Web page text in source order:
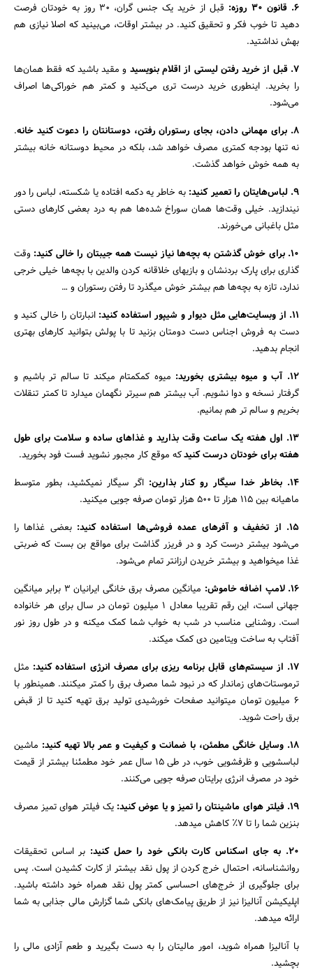
جستجو
6. قانون 30 روزه:
قبل از خرید یک جنس گران، 30 روز به خودتان فرصت
دهید تا خوب فکر و تحقیق کنید. در بیشتر اوقات، می‌بینید که اصلا نیازى هم
بهش نداشتید.
7. قبل از خرید رفتن لیستى از اقلام بنویسید
و مقید باشید که فقط همان‌ها
را بخرید. اینطورى خرید درست ترى می‌کنید و کمتر هم خوراکى‌ها اصراف
می‌شود.
8. براى مهمانى دادن، بجاى رستوران رفتن، دوستانتان را دعوت کنید خانه
.
نه تنها بودجه کمترى مصرف خواهد شد، بلکه در محیط دوستانه خانه بیشتر
به همه خوش خواهد گذشت.
9. لباس‌هایتان را تعمیر کنید:
به خاطر یه دکمه افتاده یا شکسته، لباس را دور
نیندازید. خیلى وقت‌ها همان سوراخ شده‌ها هم به درد بعضى کارهاى دستی
مثل باغبانى می‌خورند.
10. براى خوش گذشتن به بچه‌ها نیاز نیست همه جیبتان را خالى کنید:
وقت
گذارى براى پارک بردنشان و بازیهاى خلاقانه کردن والدین با بچه‌ها خیلى خرجى
ندارد، تازه به بچه‌ها هم بیشتر خوش میگذرد تا رفتن رستوران و …
۱۱. از وبسایت‌هایى مثل دیوار و شیپور استفاده کنید:
انبارتان را خالى کنید و
دست به فروش اجناس دست دومتان بزنید تا با پولش بتوانید کارهاى بهترى
انجام بدهید.
12. آب و میوه بیشتری بخورید:
میوه کمکمتام میکند تا سالم تر باشیم و
گرفتار نسخه و دوا نشویم. آب بیشتر هم سیرتر نگهمان میدارد تا کمتر تنقلات
بخریم و سالم تر هم بمانیم.
13. اول هفته یک ساعت وقت بذارید و غذاهاى ساده و سلامت براى طول
هفته براى خودتان درست کنیدکه موقع کار مجبور نشوید فست فود بخورید.
14. بخاطر خدا سیگار رو کنار بذارین:
اگر سیگار نمیکشید، بطور متوسط
ماهیانه بین 115 هزار تا 500 هزار تومان صرفه جویى میکنید.
15. از تخفیف و آفرهاى عمده فروشى‌ها استفاده کنید:
بعضى غذاها را
می‌شود بیشتر درست کرد و در فریزر گذاشت براى مواقع بن بست که ضربتى
غذا میخواهید و بیشتر خریدن ارزانتر تمام می‌شود.
۱۶. لامپ اضافه خاموش:
میانگین مصرف برق خانگى ایرانیان 3 برابر میانگین
جهانی است، این رقم تقریبا معادل 1 میلیون تومان در سال براى هر خانواده
است. روشنایى مناسب در شب به خواب شما کمک میکنه و در طول روز نور
آفتاب به ساخت ویتامین دی کمک میکند.
۱۷. از سیستم‌هاى قابل برنامه ریزى براى مصرف انرژى استفاده کنید:
مثل
ترموستات‌هاى زماندار که در نبود شما مصرف برق را کمتر میکنند. همینطور با
6 میلیون تومان میتوانید صفحات خورشیدى تولید برق تهیه کنید تا از قبض
برق راحت شوید.
۱۸. وسایل خانگى مطمئن، با ضمانت و کیفیت و عمر بالا تهیه کنید:
ماشین
لباسشویى و ظرفشویى خوب، در طى 15 سال عمر خود مطمئنا بیشتر از قیمت
خود در مصرف انرژى برایتان صرفه جویى می‌کنند.
۱۹. فیلتر هواى ماشینتان را تمیز و یا عوض کنید:
یک فیلتر هواى تمیز مصرف
بنزین شما را تا 7٪‏ کاهش میدهد.
20. به جاى اسکناس کارت بانکى خود را حمل کنید:
بر اساس تحقیقات
روانشناسانه، احتمال خرج کردن از پول نقد بیشتر از کارت کشیدن است. پس
براى جلوگیرى از خرج‌هاى احساسى کمتر پول نقد همراه خود داشته باشید.
اپلیکیشن آنالیزا نیز از طریق پیامک‌هاى بانکی شما گزارش مالى جذابی به شما
ارائه میدهد.
با آنالیزا همراه شوید، امور مالیتان را به دست بگیرید و طعم آزادی مالی را
بچشید.